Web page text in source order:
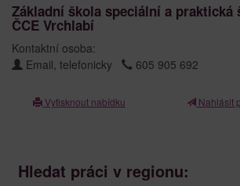
Základní škola speciální a praktická
ČCE Vrchlabí
Kontaktní osoba:
Email, telefonicky
605 905 692
Vytisknout nabídku Nahlásit
Hledat práci v regionu: